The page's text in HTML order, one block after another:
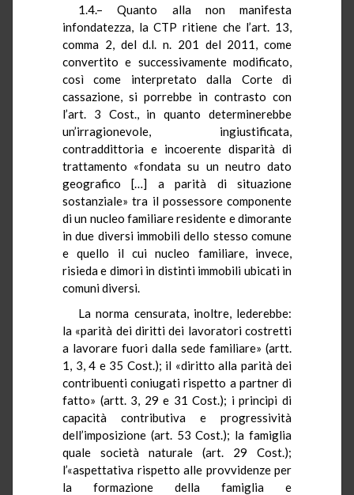
1.4.– Quanto alla non manifesta
infondatezza, la CTP ritiene che l’art. 13,
comma 2, del d.l. n. 201 del 2011, come
convertito e successivamente modificato,
così come interpretato dalla Corte di
cassazione, si porrebbe in contrasto con
l’art. 3 Cost., in quanto determinerebbe
un’irragionevole, ingiustificata,
contraddittoria e incoerente disparità di
trattamento «fondata su un neutro dato
geografico […] a parità di situazione
sostanziale» tra il possessore componente
di un nucleo familiare residente e dimorante
in due diversi immobili dello stesso comune
e quello il cui nucleo familiare, invece,
risieda e dimori in distinti immobili ubicati in
comuni diversi.
La norma censurata, inoltre, lederebbe:
la «parità dei diritti dei lavoratori costretti
a lavorare fuori dalla sede familiare» (artt.
1, 3, 4 e 35 Cost.); il «diritto alla parità dei
contribuenti coniugati rispetto a partner di
fatto» (artt. 3, 29 e 31 Cost.); i principi di
capacità contributiva e progressività
dell’imposizione (art. 53 Cost.); la famiglia
quale società naturale (art. 29 Cost.);
l’«aspettativa rispetto alle provvidenze per
la formazione della famiglia e